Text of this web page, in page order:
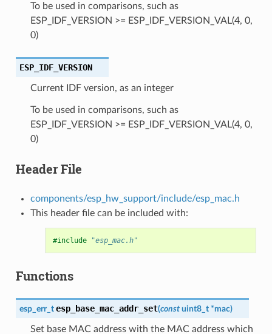
To be used in comparisons, such as
ESP_IDF_VERSION >= ESP_IDF_VERSION_VAL(4, 0,
0)
ESP_IDF_VERSION
Current IDF version, as an integer
To be used in comparisons, such as
ESP_IDF_VERSION >= ESP_IDF_VERSION_VAL(4, 0,
0)
Header File
components/esp_hw_support/include/esp_mac.h
This header file can be included with:
#include "esp_mac.h"
Functions
esp_err_t esp_base_mac_addr_set(const uint8_t *mac)
Set base MAC address with the MAC address which